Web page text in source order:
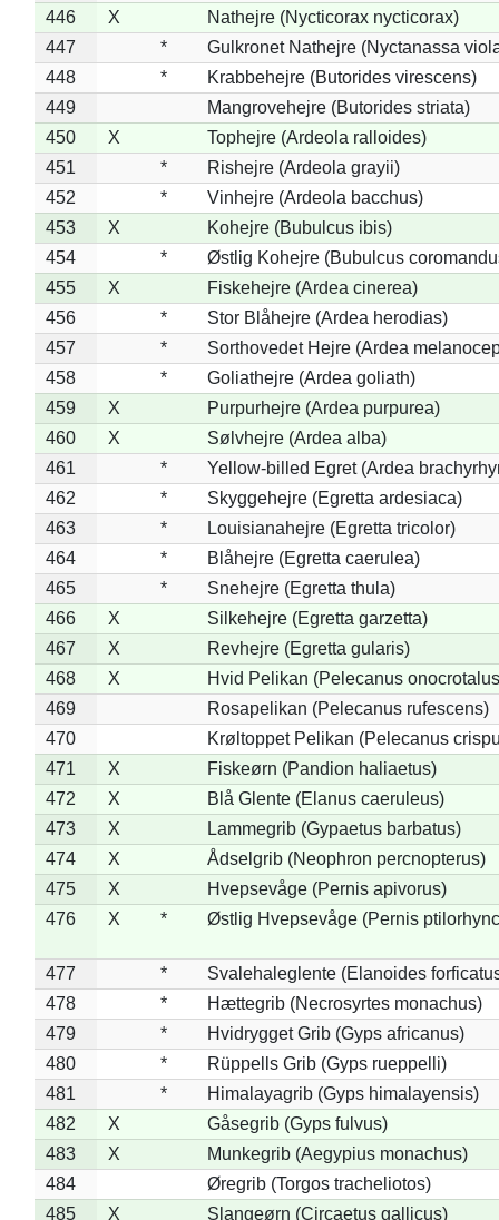
446
X
Nathejre (Nycticorax nycticorax)
447
*
Gulkronet Nathejre (Nyctanassa
448
*
Krabbehejre (Butorides virescens)
449
Mangrovehejre (Butorides striata)
450
X
Tophejre (Ardeola ralloides)
451
*
Rishejre (Ardeola grayii)
452
*
Vinhejre (Ardeola bacchus)
453
X
Kohejre (Bubulcus ibis)
454
*
Østlig Kohejre (Bubulcus
455
X
Fiskehejre (Ardea cinerea)
456
*
Stor Blåhejre (Ardea herodias)
457
*
Sorthovedet Hejre (Ardea
458
*
Goliathejre (Ardea goliath)
459
X
Purpurhejre (Ardea purpurea)
460
X
Sølvhejre (Ardea alba)
461
*
Yellow-billed Egret (Ardea
462
*
Skyggehejre (Egretta ardesiaca)
463
*
Louisianahejre (Egretta tricolor)
464
*
Blåhejre (Egretta caerulea)
465
*
Snehejre (Egretta thula)
466
X
Silkehejre (Egretta garzetta)
467
X
Revhejre (Egretta gularis)
468
X
Hvid Pelikan (Pelecanus
469
Rosapelikan (Pelecanus rufescens)
470
Krøltoppet Pelikan (Pelecanus
471
X
Fiskeørn (Pandion haliaetus)
472
X
Blå Glente (Elanus caeruleus)
473
X
Lammegrib (Gypaetus barbatus)
474
X
Ådselgrib (Neophron percnopterus)
475
X
Hvepsevåge (Pernis apivorus)
476
X * Østlig Hvepsevåge (Pernis
477 *
Svalehaleglente (Elanoides
478
*
Hættegrib (Necrosyrtes monachus)
479
*
Hvidrygget Grib (Gyps africanus)
480
*
Rüppells Grib (Gyps rueppelli)
481
*
Himalayagrib (Gyps himalayensis)
482
X
Gåsegrib (Gyps fulvus)
483
X
Munkegrib (Aegypius monachus)
484
Øregrib (Torgos tracheliotos)
485
X Slangeørn (Circaetus gallicus)